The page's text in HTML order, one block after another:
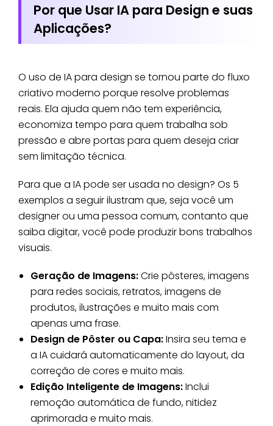
Por que Usar IA para Design e suas
Aplicações?
O uso de IA para design se tornou parte do fluxo
criativo moderno porque resolve problemas
reais. Ela ajuda quem não tem experiência,
economiza tempo para quem trabalha sob
pressão e abre portas para quem deseja criar
sem limitação técnica.
Para que a IA pode ser usada no design? Os 5
exemplos a seguir ilustram que, seja você um
designer ou uma pessoa comum, contanto que
saiba digitar, você pode produzir bons trabalhos
visuais.
Geração de Imagens:Crie pôsteres, imagens
para redes sociais, retratos, imagens de
produtos, ilustrações e muito mais com
apenas uma frase.
Design de Pôster ou Capa:Insira seu tema e
a IA cuidará automaticamente do layout, da
correção de cores e muito mais.
Edição Inteligente de Imagens:Inclui
remoção automática de fundo, nitidez
aprimorada e muito mais.